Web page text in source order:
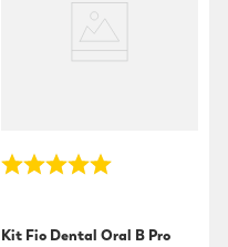
Kit Fio Dental Oral B Pro